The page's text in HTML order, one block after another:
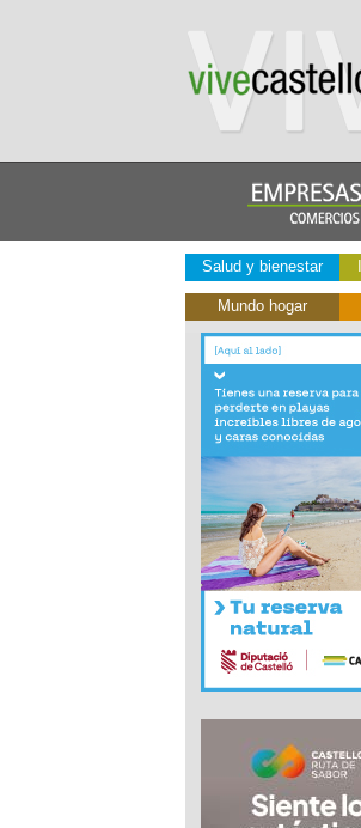
Salud y bienestar
Mundo hogar